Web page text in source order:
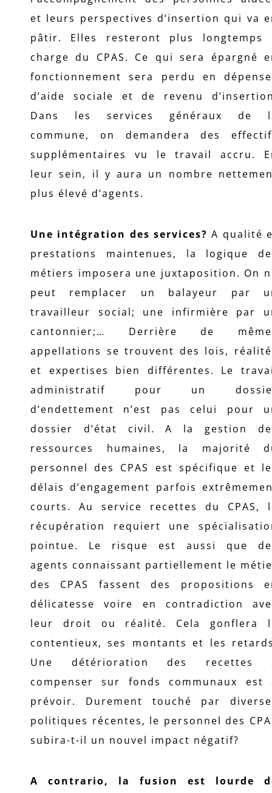
et leurs perspectives d’insertion qui va
pâtir. Elles resteront plus longtemps
charge du CPAS. Ce qui sera épargné
fonctionnement sera perdu en
d’aide sociale et de revenu
Dans les services généraux de
commune, on demandera des
supplémentaires vu le travail accru.
leur sein, il y aura un nombre
plus élevé d’agents.
Une intégration des services?A qualité
prestations maintenues, la logique
métiers imposera une juxtaposition. On
peut remplacer un balayeur par
travailleur social; une infirmière par
cantonnier;… Derrière de
appellations se trouvent des lois,
et expertises bien différentes. Le
administratif pour un
d’endettement n’est pas celui pour
dossier d’état civil. A la gestion
ressources humaines, la majorité
personnel des CPAS est spécifique et
délais d’engagement parfois
courts. Au service recettes du CPAS,
récupération requiert une
pointue. Le risque est aussi que
agents connaissant partiellement le
des CPAS fassent des propositions
délicatesse voire en contradiction
leur droit ou réalité. Cela gonflera
contentieux, ses montants et les
Une détérioration des recettes
compenser sur fonds communaux est
prévoir. Durement touché par
politiques récentes, le personnel des
subira-t-il un nouvel impact négatif?
A contrario, la fusion est lourde